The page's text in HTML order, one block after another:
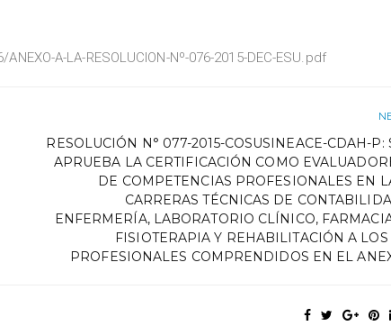
A-LA-RESOLUCION-Nº-076-2015-DEC-ESU.pdf
RESOLUCIÓN N° 077-2015-COSUSINEACE-CDAH-P:
APRUEBA LA CERTIFICACIÓN COMO
DE COMPETENCIAS PROFESIONALES EN
CARRERAS TÉCNICAS DE
ENFERMERÍA, LABORATORIO CLÍNICO,
FISIOTERAPIA Y REHABILITACIÓN A LOS
PROFESIONALES COMPRENDIDOS EN EL